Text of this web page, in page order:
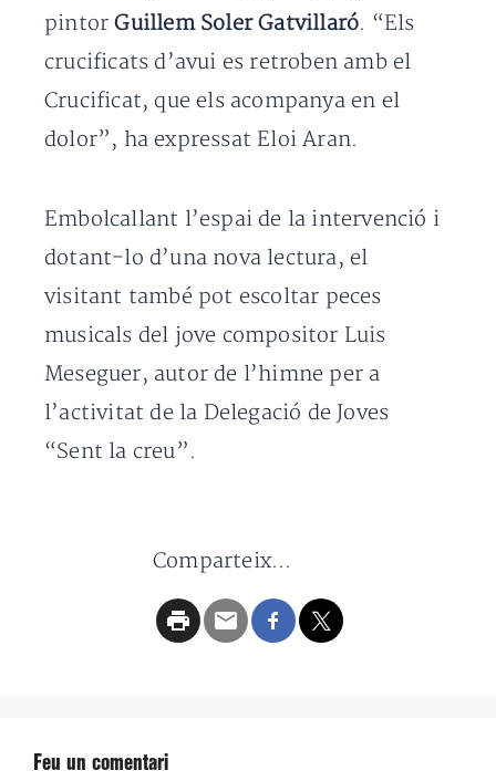
pintorGuillem Soler Gatvillaró. “Els
crucificats d’avui es retroben amb el
Crucificat, que els acompanya en el
dolor”, ha expressat Eloi Aran.
Embolcallant l’espai de la intervenció i
dotant-lo d’una nova lectura, el
visitant també pot escoltar peces
musicals del jove compositor Luis
Meseguer, autor de l’himne per a
l’activitat de la Delegació de Joves
“Sent la creu”.
Comparteix...
Feu un comentari